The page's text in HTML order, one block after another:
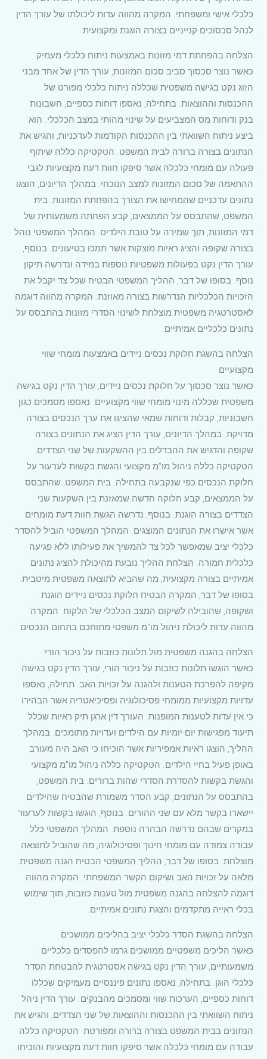
כלכלי אישי ומשפחתי. המקרה מהווה עדות ליכולתו של עורך הדין
לנהל סכסוכים קנייניים בצורה הוגנת ומקצועית.
הצלחה בהפחתת דמי מזונות באמצעות ניתוח כלכלי מעמיק
כאשר נוצר סכסוך סביב סכום המזונות, עורך הדין של אחד מבני
הזוג נקט בגישה משפטית שכללה ניתוח כלכלי מפורט של
ההכנסות וההוצאות. בתחילה, נאספו דוחות כספיים, חשבונות
בנק ודוחות מס המצביעים על שינוי מהותי במצב הכלכלי. הוא
ביצע ניתוח השוואתי בין ההכנסות הקודמות לעדכניות, והגיש את
הנתונים בצורה ברורה לבית המשפט. הטקטיקה כללה שיתוף
פעולה עם מומחי כלכלה אשר סיפקו חוות דעת מקצועיות לגבי
ההתאמה של סכום המזונות למצב הנוכחי. במהלך הדיונים, הוצגו
נתונים עדכניים שהמחישו את הצורך בהפחתת המזונות. בית
המשפט, שהתבסס על הממצאים, קבע הפחתה משמעותית של
דמי המזונות, תוך שמירה על טובת הילדים. המהלך המשפטי נוהל
בצורה שקופה והציג ראיות מוצקות אשר תמכו בטיעונים. בנוסף,
עורך הדין נקט בפעולות משפטיות נוספות במידה ונדרשה תיקון
נוסף. בסופו של דבר, ההליך המשפטי הבטיח שכל צד יקבל את
הזכויות הכלכליות הנדרשות בצורה מאוזנת. המקרה מהווה דוגמה
לאסטרטגיה משפטית מוצלחת לשינוי הסדרי מזונות בהתבסס על
נתונים כלכליים אמיתיים.
הצלחה בהשגת חלוקת נכסים ניידים באמצעות מומחי שווי
מקצועיים
כאשר נוצר סכסוך על חלוקת נכסים ניידים, עורך הדין נקט בגישה
משפטית שכללה מינוי מומחי שווי מקצועיים. נאספו מסמכים כגון
חשבוניות, קבלות ודוחות שמאי שהציגו את ערך הנכסים בצורה
מדויקת. במהלך הדיונים, עורך הדין הציג את הנתונים בצורה
שקופה והדגיש את ההבדלים בין ההשקעות של שני הצדדים.
הטקטיקה כללה ניהול מו"מ מקצועי והגשת בקשות לערעור על
חלוקת הנכסים כפי שנקבעה בתחילה. בית המשפט, שהתבסס
על הממצאים, קבע חלוקה חדשה שמאזנת בין השקעות שני
הצדדים בצורה הוגנת. בנוסף, נדרשה הגשת חוות דעת מומחים
אשר אישרו את הנתונים המוצגים. המהלך המשפטי הוביל להסדר
כלכלי יציב שמאפשר לכל צד להמשיך את פעילותו ללא פגיעה
כלכלית חמורה. הצלחת ההליך נובעת מהיכולת להציג נתונים
אמיתיים בצורה מקצועית, מה שהביא לתוצאה משפטית מיטבית.
בסופו של דבר, המקרה הבטיח חלוקת נכסים ניידים הוגנת
ושקופה, שהובילה לשיקום המצב הכלכלי של הלקוח. המקרה
מהווה עדות ליכולת ניהול מו"מ משפטי מתוחכם בתחום הנכסים.
הצלחה בהגנה משפטית מול תלונות כוזבות על ניכור הורי
כאשר הוגשו תלונות כוזבות על ניכור הורי, עורך הדין נקט בגישה
מקיפה להפרכת הטענות ולהגנה על זכויות האב. תחילה, נאספו
עדויות מקצועיות ממומחי פסיכולוגיה ופסיכיאטריה אשר הבהירו
כי אין עדות לטענות המופנות. העורך דין ארגן תיק ראיות שכלל
תיעוד מפגישות יום-יומיות עם הילדים ועדויות מתומכים. במהלך
ההליך, הוצגו ראיות אמפיריות אשר הוכיחו כי האב היה מעורב
באופן פעיל בחיי הילדים. הטקטיקה כללה ניהול מו"מ מקצועי
והגשת בקשות להסדרת הסדרי שהות ברורים. בית המשפט,
בהתבסס על הנתונים, קבע הסדר משמורת שהבטיח שהילדים
יישארו בקשר מלא עם שני ההורים. בנוסף, הוגשו בקשות לערעור
במקרים שבהם נדרשה הבהרה נוספת. המהלך המשפטי כלל
עבודה צמודה עם מומחי חינוך ופסיכולוגיה, מה שהוביל לתוצאה
מוצלחת. בסופו של דבר, ההליך המשפטי הבטיח הגנה משפטית
מלאה על זכויות האב ושיקום הקשר המשפחתי. המקרה מהווה
דוגמה להצלחה בהגנה משפטית מול טענות כוזבות, תוך שימוש
בכלי ראייה מתקדמים והצגת נתונים אמיתיים.
הצלחה בהשגת הסדר כלכלי יציב בהליכים ממושכים
כאשר הליכים משפטיים ממושכים גרמו להפסדים כלכליים
משמעותיים, עורך הדין נקט בגישה אסטרטגית להבטחת הסדר
כלכלי הוגן. בתחילה, נאספו נתונים פיננסיים מעמיקים שכללו
דוחות כספיים, הערכות שווי ומסמכים מהבנקים. עורך הדין ניהל
ניתוח השוואתי בין ההכנסות וההוצאות של שני הצדדים, והגיש את
הנתונים בבית המשפט בצורה ברורה ומפורטת. הטקטיקה כללה
עבודה עם מומחי כלכלה אשר סיפקו חוות דעת מקצועיות והוכיחו